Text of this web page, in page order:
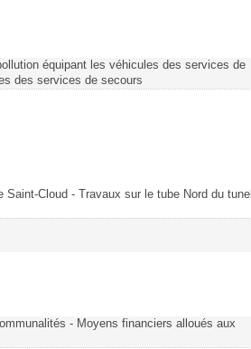
équipant les véhicules des services de
des services de secours
Cloud - Travaux sur le tube Nord du tunel
- Moyens financiers alloués aux